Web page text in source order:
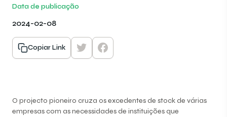
Data de publicação
2024-02-08
Copiar Link
O projecto pioneiro cruza os excedentes de stock de várias
empresas com as necessidades de instituições que